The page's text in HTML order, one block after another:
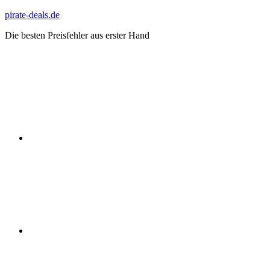
Zum
springen
pirate-deals.de
Die besten Preisfehler aus erster Hand